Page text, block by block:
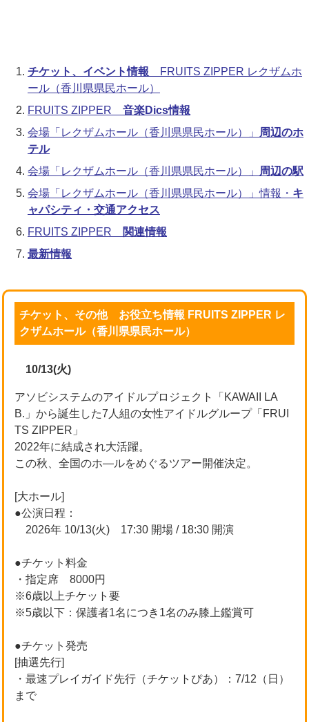
チケット、イベント情報 FRUITS ZIPPER レクザムホ
ール（香川県県民ホール）
FRUITS ZIPPER 音楽Dics情報
会場「レクザムホール（香川県県民ホール）」
周辺のホ
テル
会場「レクザムホール（香川県県民ホール）」
周辺の駅
会場「レクザムホール（香川県県民ホール）」情報・ キ
ャパシティ・交通アクセス
FRUITS ZIPPER
関連情報
最新情報
チケット、その他 お役立ち情報 FRUITS ZIPPER レ
クザムホール（香川県県民ホール）
10/13(火)
アソビシステムのアイドルプロジェクト「KAWAII LA
B.」から誕生した7人組の女性アイドルグループ「FRUI
TS ZIPPER」
2022年に結成され大活躍。
この秋、全国のホ―ルをめぐるツアー開催決定。
[大ホール]
●公演日程：
2026年 10/13(火) 17:30 開場 / 18:30 開演
●チケット料金
・指定席 8000円
※6歳以上チケット要
※5歳以下：保護者1名につき1名のみ膝上鑑賞可
●チケット発売
[抽選先行]
・最速プレイガイド先行（チケットぴあ）：7/12（日）
まで